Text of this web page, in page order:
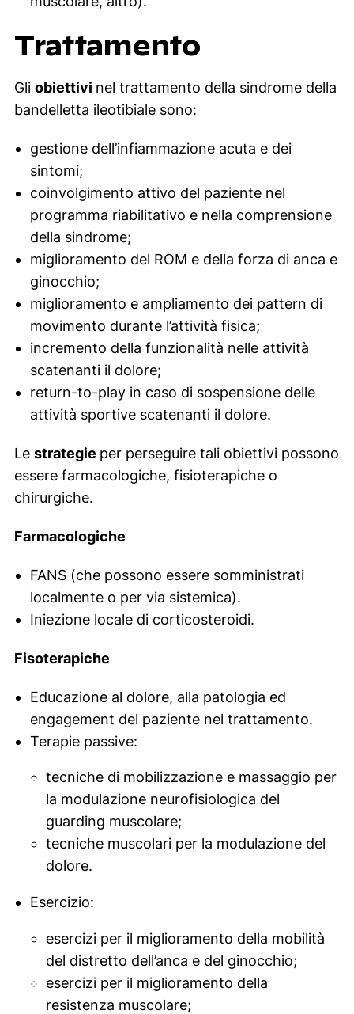
Trattamento
Gli obiettivi nel trattamento della sindrome della
bandelletta ileotibiale sono:
gestione dell’infiammazione acuta e dei
sintomi;
coinvolgimento attivo del paziente nel
programma riabilitativo e nella comprensione
della sindrome;
miglioramento del ROM e della forza di anca e
ginocchio;
miglioramento e ampliamento dei pattern di
movimento durante l’attività fisica;
incremento della funzionalità nelle attività
scatenanti il dolore;
return-to-playin caso di sospensione delle
attività sportive scatenanti il dolore.
Le strategie per perseguire tali obiettivi possono
essere farmacologiche, fisioterapiche o
chirurgiche.
Farmacologiche
FANS (che possono essere somministrati
localmente o per via sistemica).
Iniezione locale di corticosteroidi.
Fisoterapiche
Educazione al dolore, alla patologia ed
engagement del paziente nel trattamento.
Terapie passive:
tecniche di mobilizzazione e massaggio per
la modulazione neurofisiologica del
guarding muscolare;
tecniche muscolari per la modulazione del
dolore.
Esercizio:
esercizi per il miglioramento della mobilità
del distretto dell’anca e del ginocchio;
esercizi per il miglioramento della
resistenza muscolare;